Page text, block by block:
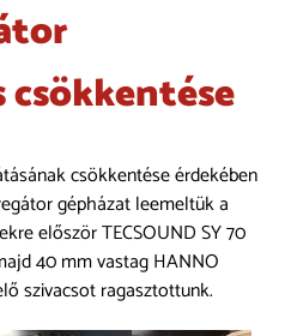
csökkentése
csökkentése érdekében
gépházat leemeltük a
először TECSOUND SY 70
40 mm vastag HANNO
szivacsot ragasztottunk.